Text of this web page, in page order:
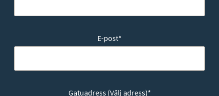
E-post*
Gatuadress (Välj adress)*